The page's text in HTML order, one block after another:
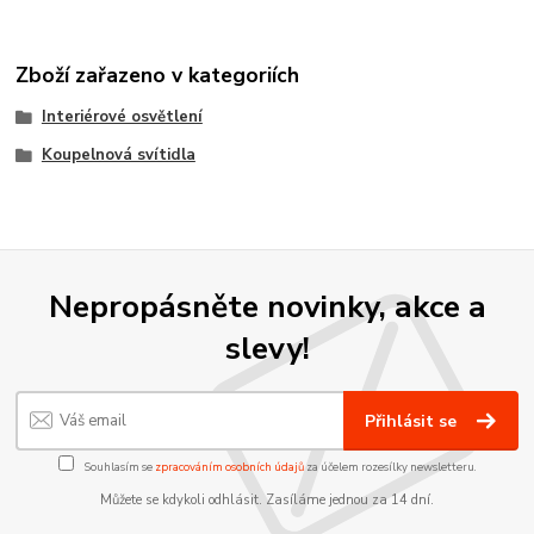
Zboží zařazeno v kategoriích
Interiérové osvětlení
Koupelnová svítidla
Nepropásněte novinky, akce a
slevy!
Přihlásit se
Souhlasím se zpracováním osobních údajůza účelem rozesílky newsletteru.
Můžete se kdykoli odhlásit. Zasíláme jednou za 14 dní.